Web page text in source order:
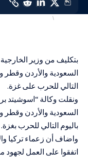
أهم الاخباردولي
بتكليف من وزير
السعودية والأردن وقطر
التالي للحرب على غزة.
ونقلت وكالة “اسوشيتد
السعودية والأردن وقطر
باليوم التالي للحرب بغزة.
واضاف أن زعماء تركيا
اتفقوا على العمل لجهود